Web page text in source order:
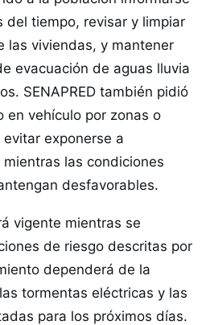
del tiempo, revisar y limpiar
las viviendas, y mantener
evacuación de aguas lluvia
SENAPRED también pidió
en vehículo por zonas o
exponerse a
las condiciones
desfavorables.
vigente mientras se
de riesgo descritas por
dependerá de la
tormentas eléctricas y las
para los próximos días.